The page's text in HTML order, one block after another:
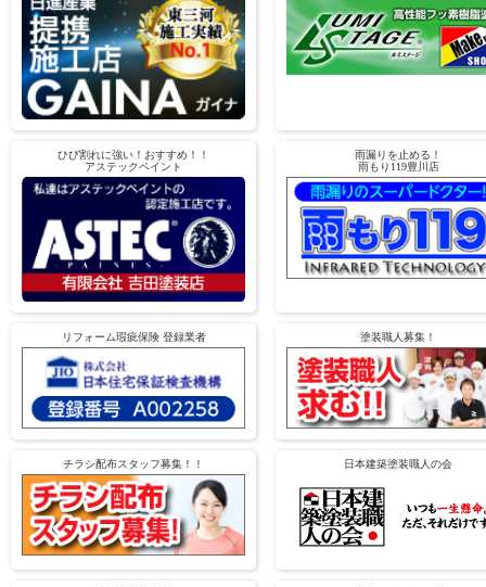
ひび割れに強い！おすすめ！！
アステックペイント
雨漏りを止める！
雨もり119豊川店
リフォーム瑕疵保険 登録業者 塗装職人募集！
チラシ配布スタッフ募集！！ 日本建築塗装職人の会